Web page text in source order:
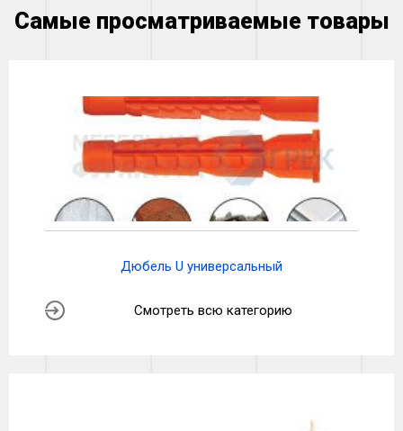
Самые просматриваемые товары
Дюбель U универсальный
Смотреть всю категорию